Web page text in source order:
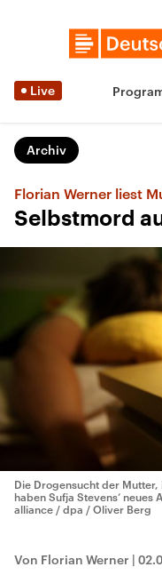
Live
Archiv
Florian Werner liest
Selbstmord
Die Drogensucht der Mutter,
haben Sufja Stevens‘ neues
alliance / dpa / Oliver Berg
Von Florian Werner |